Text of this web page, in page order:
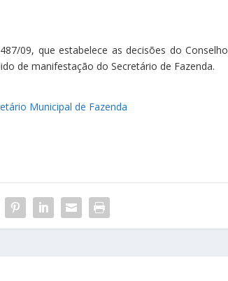
09, que estabelece as decisões do Conselho
de manifestação do Secretário de Fazenda.
Municipal de Fazenda